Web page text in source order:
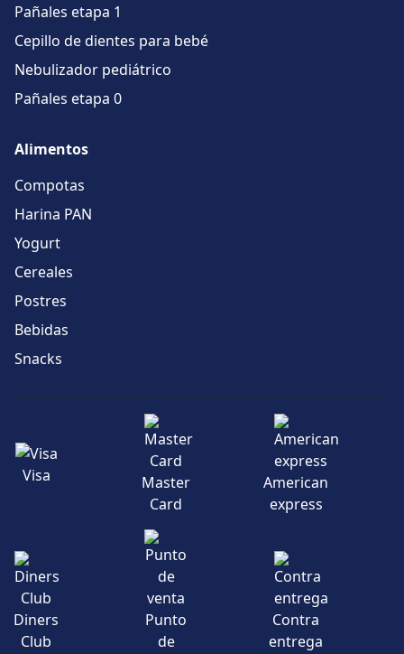
Pañales etapa 1
Cepillo de dientes para bebé
Nebulizador pediátrico
Pañales etapa 0
Alimentos
Compotas
Harina PAN
Yogurt
Cereales
Postres
Bebidas
Snacks
Visa
Master
Card
American
express
Diners
Club
Punto
de
Contra
entrega